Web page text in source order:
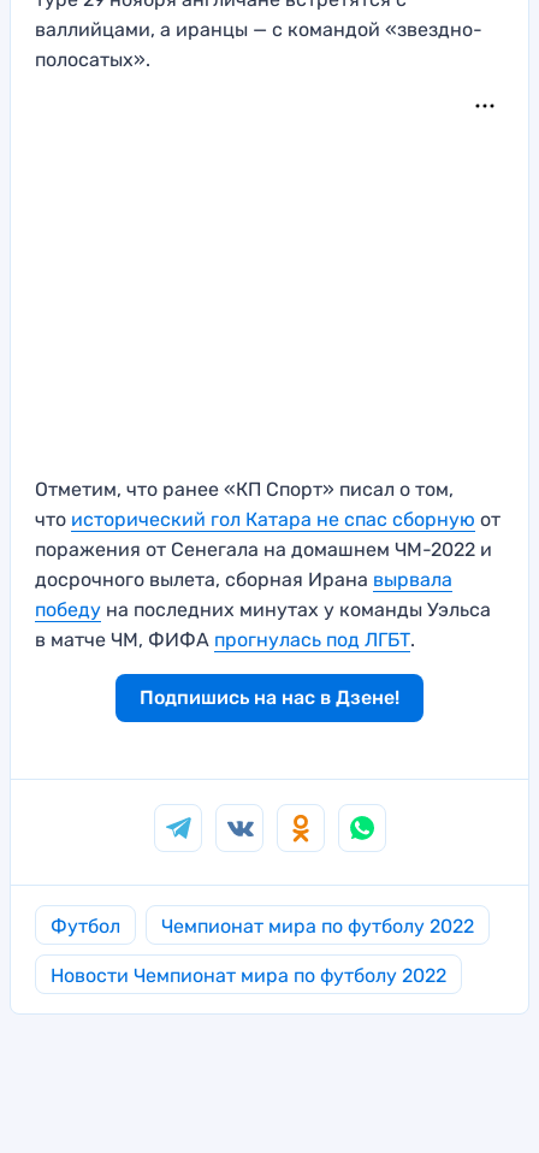
валлийцами, а иранцы — с командой «звездно-
полосатых».
Отметим, что ранее «КП Спорт» писал о том,
что исторический гол Катара не спас сборную от
поражения от Сенегала на домашнем ЧМ-2022 и
досрочного вылета, сборная Ирана вырвала
победу на последних минутах у команды Уэльса
в матче ЧМ, ФИФА прогнулась под ЛГБТ.
Подпишись на нас в Дзене!
Футбол Чемпионат мира по футболу 2022
Новости Чемпионат мира по футболу 2022